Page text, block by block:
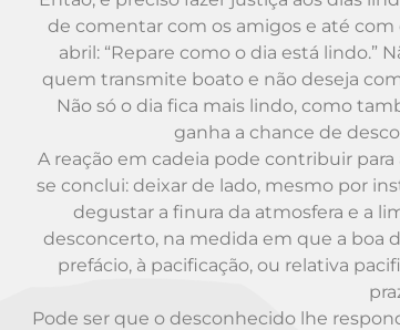
de comentar com os amigos e até
abril: “Repare como o dia está lindo.”
quem transmite boato e não deseja
Não só o dia fica mais lindo, como
ganha a chance de
A reação em cadeia pode contribuir
se conclui: deixar de lado, mesmo por
degustar a finura da atmosfera e a
desconcerto, na medida em que a boa
prefácio, à pacificação, ou relativa
Pode ser que o desconhecido lhe